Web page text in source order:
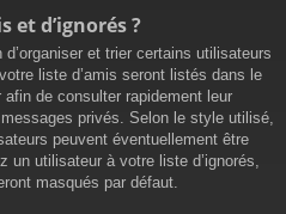
et d’ignorés ?
et trier certains utilisateurs
liste d’amis seront listés dans le
afin de consulter rapidement leur
privés. Selon le style utilisé,
peuvent éventuellement être
un utilisateur à votre liste d’ignorés,
masqués par défaut.